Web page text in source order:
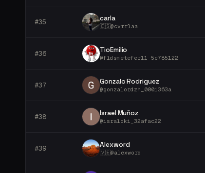
#35 carla
🇪🇸 @cvrrlaa
#36 TioEmilio
@fldsmetefer11_5c785122
#37 Gonzalo Rodriguez
@gonzalordzh_0001363a
#38 Israel Muñoz
@israloki_32afac22
#39 Alexword
🇻🇪 @alexword